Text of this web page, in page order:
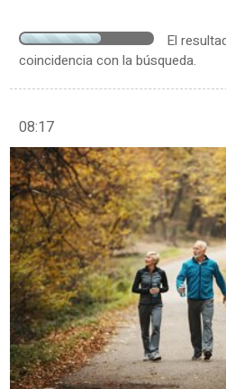
El
coincidencia con la búsqueda.
08:17